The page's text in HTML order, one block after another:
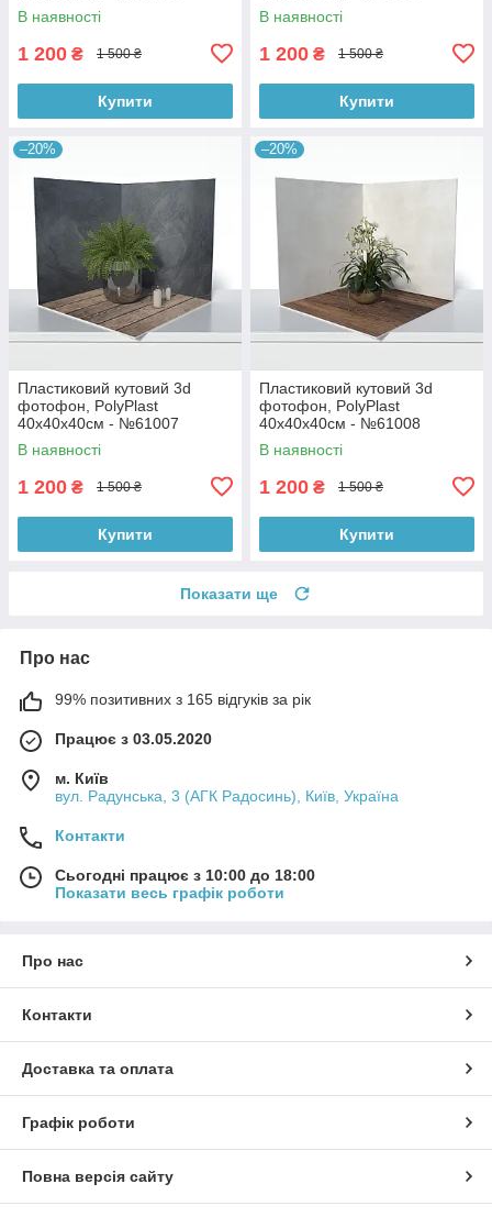
В наявності
1 200 ₴ 1 500 ₴
Купити
В наявності
1 200 ₴ 1 500 ₴
Купити
–20%
Пластиковий кутовий 3d
фотофон, PolyPlast
40x40x40см - №61007
В наявності
1 200 ₴ 1 500 ₴
Купити
–20%
Пластиковий кутовий 3d
фотофон, PolyPlast
40x40x40см - №61008
В наявності
1 200 ₴ 1 500 ₴
Купити
Показати ще
Про нас
99% позитивних з 165 відгуків за рік
Працює з 03.05.2020
м. Київ
вул. Радунська, 3 (АГК Радосинь), Київ, Україна
Контакти
Сьогодні працює з 10:00 до 18:00
Показати весь графік роботи
Про нас
Контакти
Доставка та оплата
Графік роботи
Повна версія сайту